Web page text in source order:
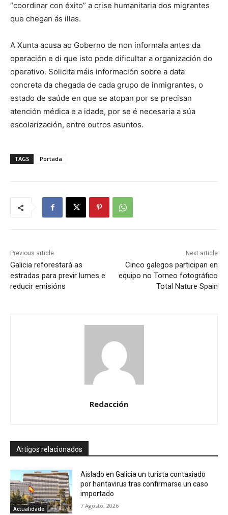
“coordinar con éxito” a crise humanitaria dos migrantes
que chegan ás illas.
A Xunta acusa ao Goberno de non informala antes da
operación e di que isto pode dificultar a organización do
operativo. Solicita máis información sobre a data
concreta da chegada de cada grupo de inmigrantes, o
estado de saúde en que se atopan por se precisan
atención médica e a idade, por se é necesaria a súa
escolarización, entre outros asuntos.
TAGS Portada
Previous article
Galicia reforestará as
estradas para previr lumes e
reducir emisións
Next article
Cinco galegos participan en
equipo no Torneo fotográfico
Total Nature Spain
Redacción
Artigos relacionados
Actualidade
Aislado en Galicia un turista contaxiado
por hantavirus tras confirmarse un caso
importado
7 Agosto, 2026